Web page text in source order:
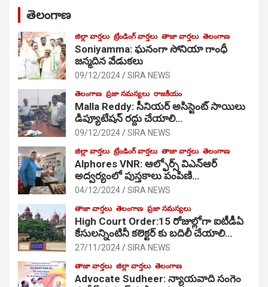
తెలంగాణ
జిల్లా వార్తలు ట్రేండింగ్ వార్తలు తాజా వార్తలు తెలంగాణ
Soniyamma: ఘ‌నంగా సోనియా గాంధీ
జ‌న్మ‌దిన వేడుక‌లు
09/12/2024 SIRA NEWS
తెలంగాణ ప్రజా సమస్యలు రాజకీయం
Malla Reddy: సీనియర్ అసిస్టెంట్ సాయిలు
డిప్యూటేషన్ రద్దు చేయాలి…
09/12/2024 SIRA NEWS
జిల్లా వార్తలు ట్రేండింగ్ వార్తలు తాజా వార్తలు తెలంగాణ
Alphores VNR: ఆల్ఫోర్స్ విఎన్ఆర్
అద్వర్యంలో పుస్తకాలు పంపిణి…
04/12/2024 SIRA NEWS
తాజా వార్తలు తెలంగాణ ప్రజా సమస్యలు
High Court Order:15 రోజుల్లోగా ఐటీడీఏ
కేసులన్నింటినీ కలెక్టర్ కు బదిలీ చేయాలి…
27/11/2024 SIRA NEWS
తాజా వార్తలు జిల్లా వార్తలు తెలంగాణ
Advocate Sudheer: న్యాయవాది సంగెం